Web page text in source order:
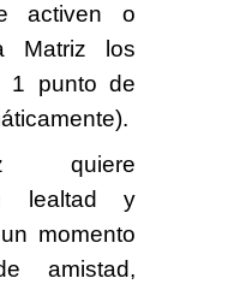
activen o
Matriz los
1 punto de
quiere
lealtad
y
momento
amistad,